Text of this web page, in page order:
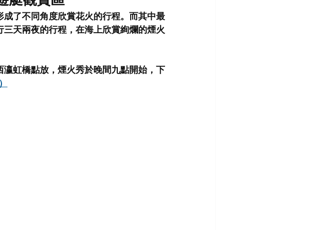
了不同角度欣賞花火的行程。而其中最
天兩夜的行程，在海上欣賞絢爛的煙火
虹橋點放，煙火秀於晚間九點開始，下